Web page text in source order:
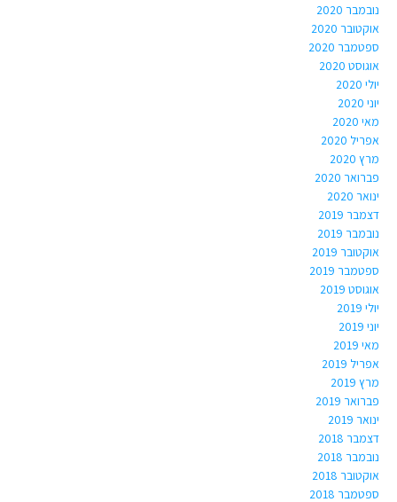
נובמבר 2020
אוקטובר 2020
ספטמבר 2020
אוגוסט 2020
יולי 2020
יוני 2020
מאי 2020
אפריל 2020
מרץ 2020
פברואר 2020
ינואר 2020
דצמבר 2019
נובמבר 2019
אוקטובר 2019
ספטמבר 2019
אוגוסט 2019
יולי 2019
יוני 2019
מאי 2019
אפריל 2019
מרץ 2019
פברואר 2019
ינואר 2019
דצמבר 2018
נובמבר 2018
אוקטובר 2018
ספטמבר 2018